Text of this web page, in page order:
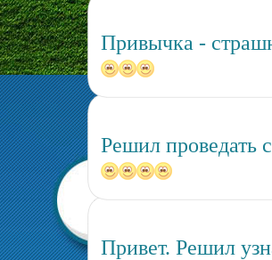
Привычка -
Решил проведать
Привет. Решил